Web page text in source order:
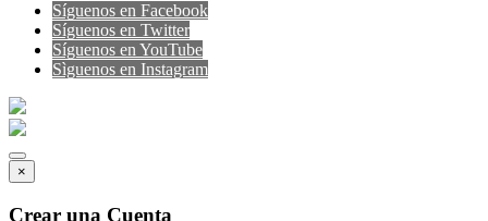
Síguenos en Facebook
Síguenos en Twitter
Síguenos en YouTube
Sìguenos en Instagram
×
Crear una Cuenta